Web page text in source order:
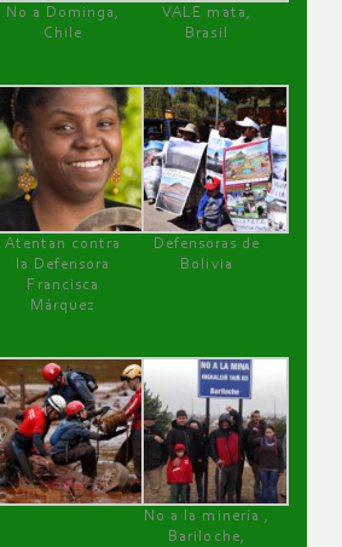
No a Dominga,
Chile
VALE mata,
Brasil
Atentan contra
la Defensora
Francisca
Márquez
Defensoras de
Bolivia
No a la minería ,
Bariloche,